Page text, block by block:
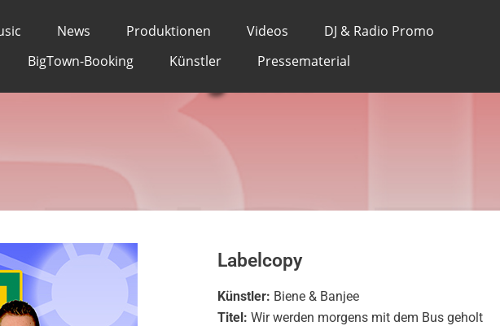
News Produktionen Videos
DJ & Radio Promo
BigTown-Booking
Künstler Pressematerial
- Wir werden morgens
geholt
Labelcopy
Künstler: Biene & Banjee
Titel: Wir werden morgens mit dem Bus geholt